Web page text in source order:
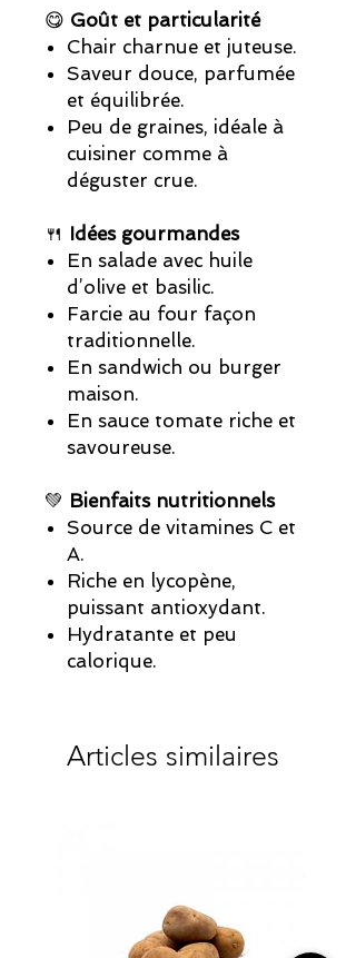
😋 Goût et particularité
Chair charnue et juteuse.
Saveur douce, parfumée
et équilibrée.
Peu de graines, idéale à
cuisiner comme à
déguster crue.
🍴 Idées gourmandes
En salade avec huile
d’olive et basilic.
Farcie au four façon
traditionnelle.
En sandwich ou burger
maison.
En sauce tomate riche et
savoureuse.
💚 Bienfaits nutritionnels
Source de vitamines C et
A.
Riche en lycopène,
puissant antioxydant.
Hydratante et peu
calorique.
Articles similaires